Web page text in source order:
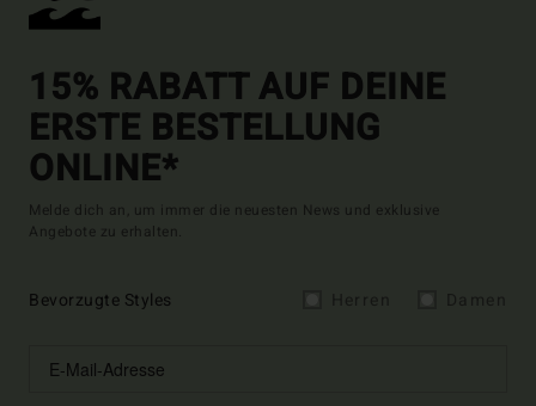
15% RABATT AUF DEINE
ERSTE BESTELLUNG
ONLINE*
Melde dich an, um immer die neuesten News und exklusive
Angebote zu erhalten.
Bevorzugte Styles